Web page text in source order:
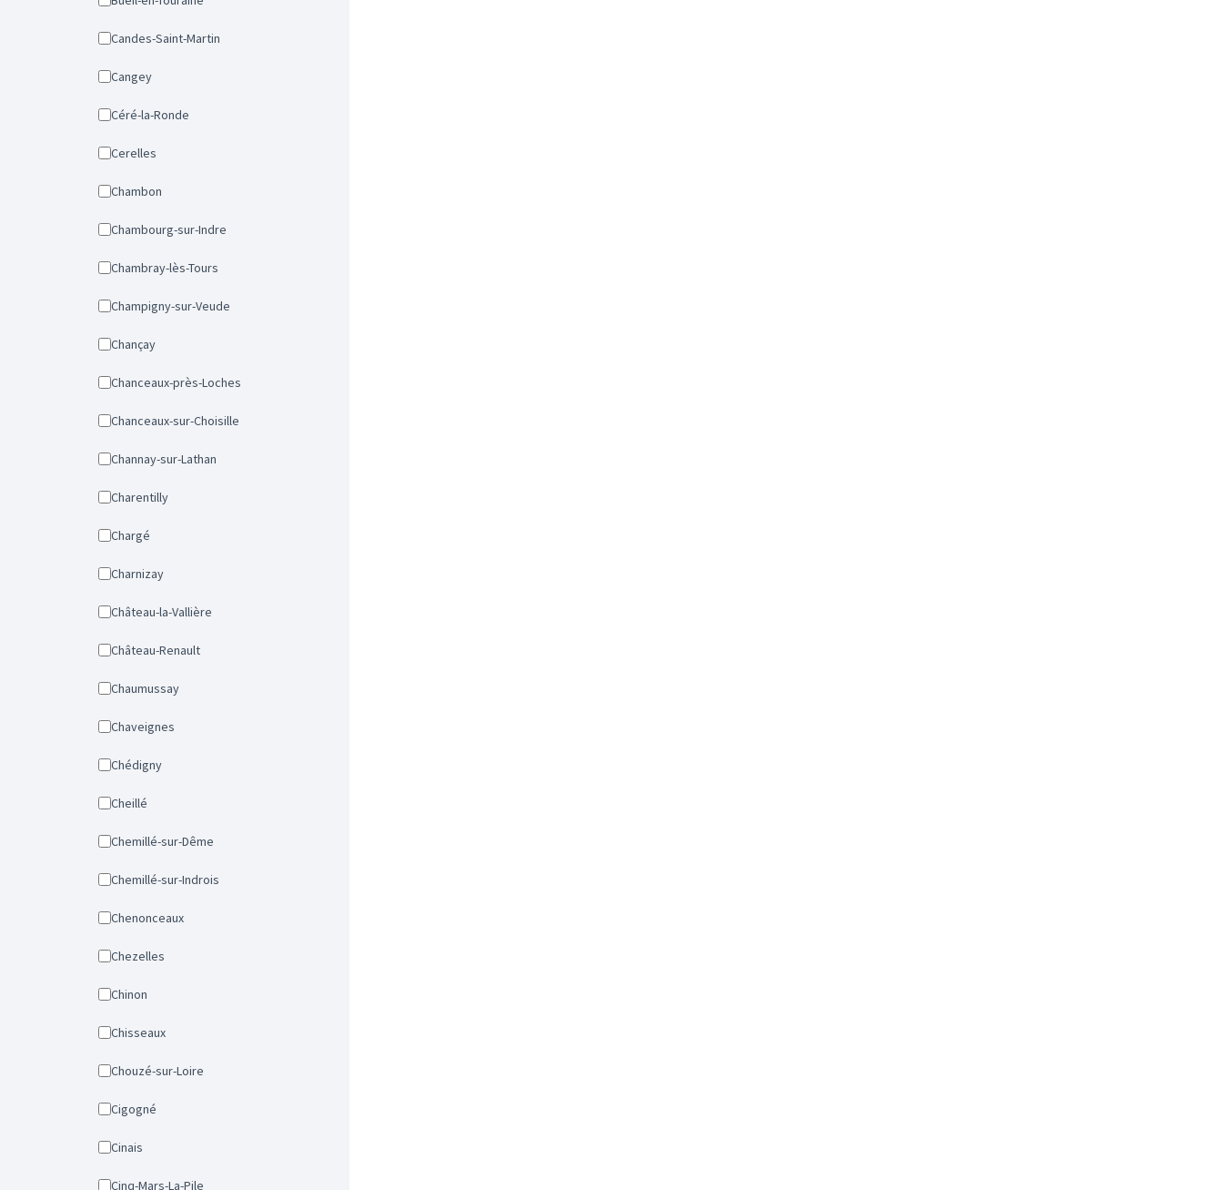
Candes-Saint-Martin
Cangey
Céré-la-Ronde
Cerelles
Chambon
Chambourg-sur-Indre
Chambray-lès-Tours
Champigny-sur-Veude
Chançay
Chanceaux-près-Loches
Chanceaux-sur-Choisille
Channay-sur-Lathan
Charentilly
Chargé
Charnizay
Château-la-Vallière
Château-Renault
Chaumussay
Chaveignes
Chédigny
Cheillé
Chemillé-sur-Dême
Chemillé-sur-Indrois
Chenonceaux
Chezelles
Chinon
Chisseaux
Chouzé-sur-Loire
Cigogné
Cinais
Cinq-Mars-La-Pile